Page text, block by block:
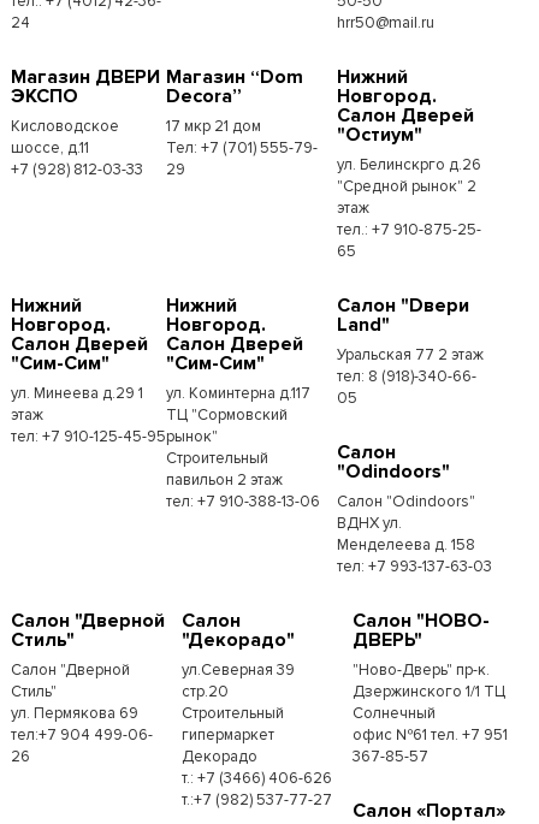
24
hrr50@mail.ru
Магазин ДВЕРИ
ЭКСПО
Кисловодское
шоссе, д.11
+7 (928) 812-03-33
Магазин “Dom
Decora”
17 мкр 21 дом
Тел: +7 (701) 555-79-
29
Нижний
Новгород.
Салон Дверей
"Остиум"
ул. Белинскрго д.26
"Средной рынок" 2
этаж
тел.: +7 910-875-25-
65
Нижний
Новгород.
Салон Дверей
"Сим-Сим"
ул. Минеева д.29 1
этаж
тел: +7 910-125-45-95
Нижний
Новгород.
Салон Дверей
"Сим-Сим"
ул. Коминтерна д.117
ТЦ "Сормовский
рынок"
Строительный
павильон 2 этаж
тел: +7 910-388-13-06
Салон "Dвери
Land"
Уральская 77 2 этаж
тел: 8 (918)-340-66-
05
Салон
"Odindoors"
Салон "Odindoors"
ВДНХ ул.
Менделеева д. 158
тел: +7 993-137-63-03
Салон "Дверной
Стиль"
Салон "Дверной
Стиль"
ул. Пермякова 69
тел:+7 904 499-06-
26
Салон
"Декорадо"
ул.Северная 39
стр.20
Строительный
гипермаркет
Декорадо
т.: +7 (3466) 406-626
т.:+7 (982) 537-77-27
Салон "НОВО-
ДВЕРЬ"
"Ново-Дверь" пр-к.
Дзержинского 1/1 ТЦ
Солнечный
офис №61 тел. +7 951
367-85-57
Салон «Портал»